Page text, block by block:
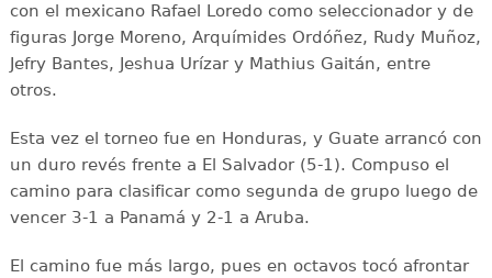
con el mexicano Rafael Loredo como seleccionador y de
figuras Jorge Moreno, Arquímides Ordóñez, Rudy Muñoz,
Jefry Bantes, Jeshua Urízar y Mathius Gaitán, entre
otros.
Esta vez el torneo fue en Honduras, y Guate arrancó con
un duro revés frente a El Salvador (5-1). Compuso el
camino para clasificar como segunda de grupo luego de
vencer 3-1 a Panamá y 2-1 a Aruba.
El camino fue más largo, pues en octavos tocó afrontar